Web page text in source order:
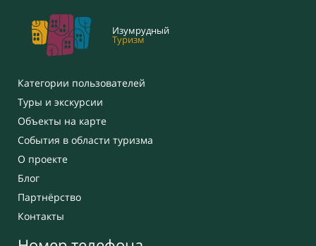
Изумрудный
Туризм
Категории пользователей
Туры и экскурсии
Объекты на карте
События в области туризма
О проекте
Блог
Партнёрство
Контакты